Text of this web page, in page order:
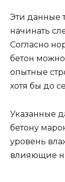
Эти данные
начинать
Согласно
бетон
опытные
хотя бы до
Указанные
бетону
уровень
влияющие